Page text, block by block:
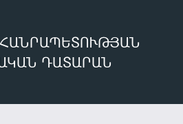
ԴԱՏԱՐԱՆ